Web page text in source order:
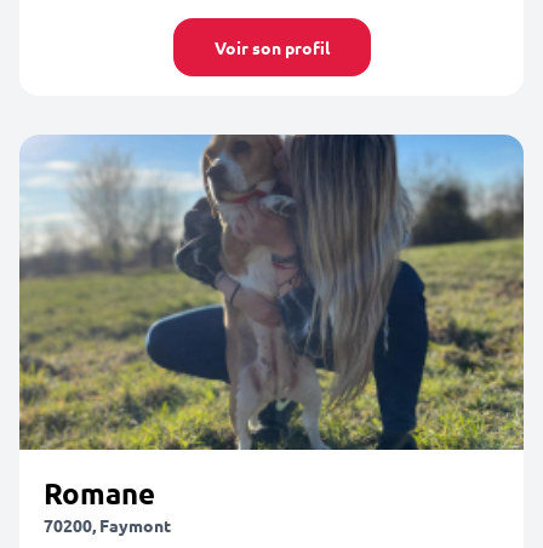
Voir son profil
Romane
70200, Faymont